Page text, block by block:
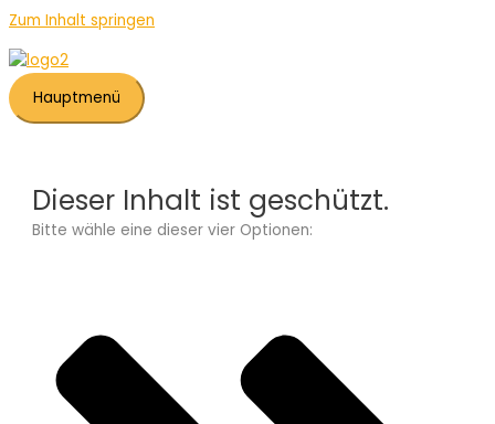
Zum Inhalt springen
Hauptmenü
Dieser Inhalt ist geschützt.
Bitte wähle eine dieser vier Optionen: